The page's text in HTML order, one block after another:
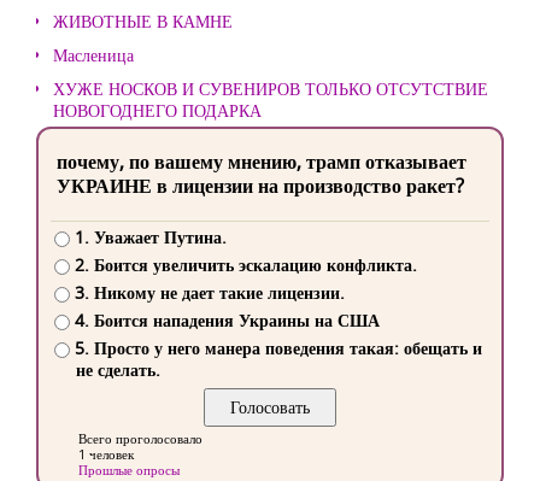
ЖИВОТНЫЕ В КАМНЕ
Масленица
ХУЖЕ НОСКОВ И СУВЕНИРОВ ТОЛЬКО ОТСУТСТВИЕ
НОВОГОДНЕГО ПОДАРКА
почему, по вашему мнению, трамп отказывает
УКРАИНЕ в лицензии на производство ракет?
1. Уважает Путина.
2. Боится увеличить эскалацию конфликта.
3. Никому не дает такие лицензии.
4. Боится нападения Украины на США
5. Просто у него манера поведения такая: обещать и
не сделать.
Всего проголосовало
1 человек
Прошлые опросы